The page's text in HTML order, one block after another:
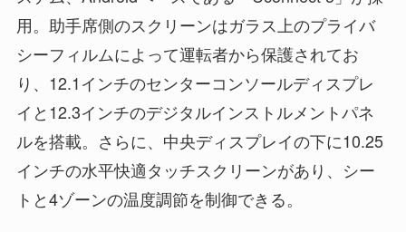
用。助手席側のスクリーンはガラス上のプライバ
シーフィルムによって運転者から保護されてお
り、12.1インチのセンターコンソールディスプレ
イと12.3インチのデジタルインストルメントパネ
ルを搭載。さらに、中央ディスプレイの下に10.25
インチの水平快適タッチスクリーンがあり、シー
トと4ゾーンの温度調節を制御できる。